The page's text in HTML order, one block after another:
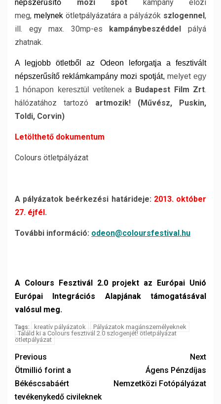
népszerűsítő mozi spot kampány előzi
meg, melynek ötletpályázatára a pályázók szlogennel,
ill. egy max. 30mp-es kampánybeszéddelpályá
zhatnak.
A legjobb ötletből az Odeon leforgatja a fesztivált
népszerűsítő reklámkampány mozi spotját, melyet egy
1 hónapon keresztül vetíteneka Budapest Film Zrt.
hálózatához tartozó artmozik! (Művész, Puskin,
Toldi, Corvin)
Letölthető dokumentum
Colours ötletpályázat
A pályázatok beérkezési határideje: 2013. október
27. éjfél.
További információ: odeon@coloursfestival.hu
A Colours Fesztivál 2.0 projekt az Európai Unió
Európai Integrációs Alapjának támogatásával
valósul meg.
Tags: kreatív pályázatok
Pályázatok magánszemélyeknek
Találd ki a Colours fesztivál 2.0 szlogenjét! ötletpályázat
ötletpályázat
Previous
Ötmillió forint a
Békéscsabáért
tevékenykedő civileknek
Next
Ágens Pénzdíjas
Nemzetközi Fotópályázat